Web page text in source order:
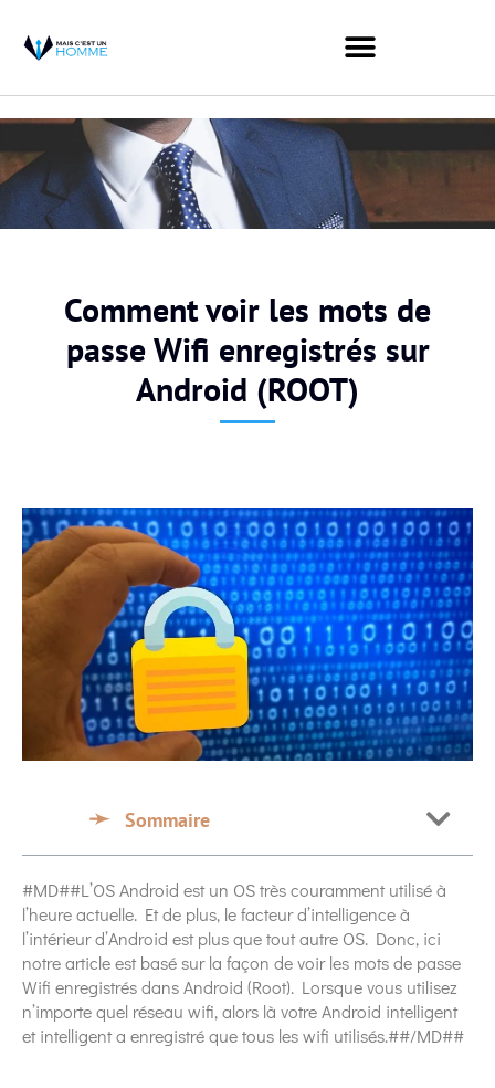
Comment voir les mots de
passe Wifi enregistrés sur
Android (ROOT)
Sommaire
#MD##L’OS Android est un OS très couramment utilisé à
l’heure actuelle. Et de plus, le facteur d’intelligence à
l’intérieur d’Android est plus que tout autre OS. Donc, ici
notre article est basé sur la façon de voir les mots de passe
Wifi enregistrés dans Android (Root). Lorsque vous utilisez
n’importe quel réseau wifi, alors là votre Android intelligent
et intelligent a enregistré que tous les wifi utilisés.##/MD##